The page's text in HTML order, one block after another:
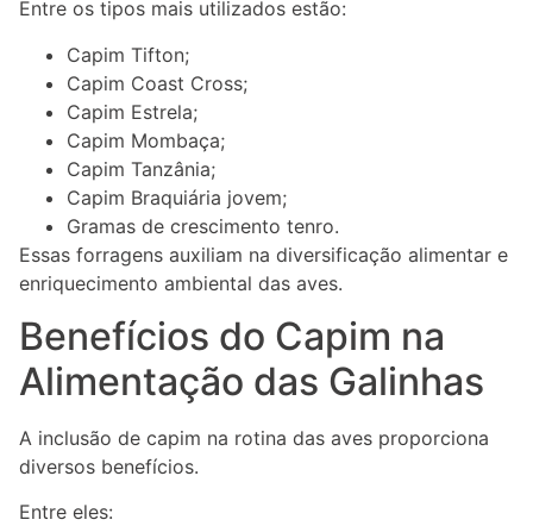
Entre os tipos mais utilizados estão:
Capim Tifton;
Capim Coast Cross;
Capim Estrela;
Capim Mombaça;
Capim Tanzânia;
Capim Braquiária jovem;
Gramas de crescimento tenro.
Essas forragens auxiliam na diversificação alimentar e
enriquecimento ambiental das aves.
Benefícios do Capim na
Alimentação das Galinhas
A inclusão de capim na rotina das aves proporciona
diversos benefícios.
Entre eles: